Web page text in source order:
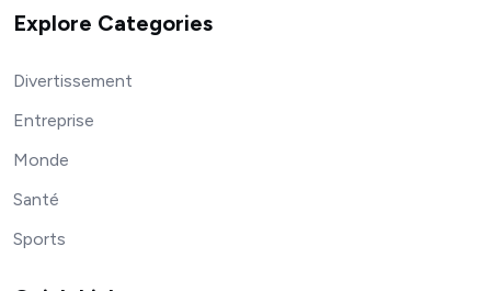
Explore Categories
Divertissement
Entreprise
Monde
Santé
Sports